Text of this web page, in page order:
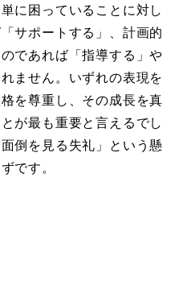
に困っていることに対し
サポートする」、計画的
であれば「指導する」や
ません。いずれの表現を
を尊重し、その成長を真
が最も重要と言えるでし
倒を見る失礼」という懸
です。